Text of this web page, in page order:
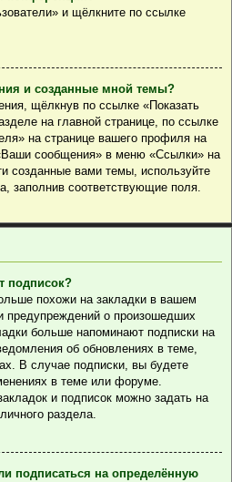
и щёлкните по ссылке
и созданные мной темы?
щёлкнув по ссылке «Показать
на главной странице, по ссылке
на странице вашего профиля на
сообщения» в меню «Ссылки» на
созданные вами темы, используйте
заполнив соответствующие поля.
подписок?
похожи на закладки в вашем
предупреждений о произошедших
больше напоминают подписки на
об обновлениях в теме,
В случае подписки, вы будете
в теме или форуме.
и подписок можно задать на
раздела.
подписаться на определённую